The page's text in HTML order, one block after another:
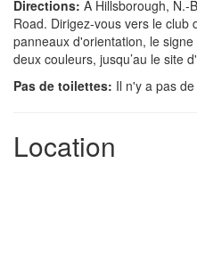
Directions: À Hillsborough, N.-
Road. Dirigez-vous vers le club
panneaux d'orientation, le
deux couleurs, jusqu’au le site
Pas de toilettes: Il n'y a pas
Location